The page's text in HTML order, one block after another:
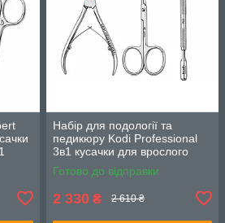
Набір для подології та
педикюру Kodi Professional
3в1 кусачки для врослого
нігтя NN01 ножиці SN01 та
шабер P02
Готово до відправки
2 330 ₴ 2 610 ₴